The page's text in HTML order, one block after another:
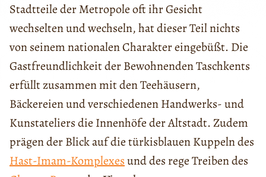
Stadtteile der Metropole oft ihr Gesicht
wechselten und wechseln, hat dieser Teil nichts
von seinem nationalen Charakter eingebüßt. Die
Gastfreundlichkeit der Bewohnenden Taschkents
erfüllt zusammen mit den Teehäusern,
Bäckereien und verschiedenen Handwerks- und
Kunstateliers die Innenhöfe der Altstadt. Zudem
prägen der Blick auf die türkisblauen Kuppeln des
Hast-Imam-Komplexesund des rege Treiben des